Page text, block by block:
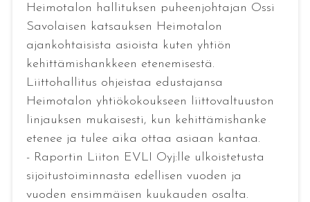
Heimotalon hallituksen puheenjohtajan Ossi
Savolaisen katsauksen Heimotalon
ajankohtaisista asioista kuten yhtiön
kehittämishankkeen etenemisestä.
Liittohallitus ohjeistaa edustajansa
Heimotalon yhtiökokoukseen liittovaltuuston
linjauksen mukaisesti, kun kehittämishanke
etenee ja tulee aika ottaa asiaan kantaa.
- Raportin Liiton EVLI Oyj:lle ulkoistetusta
sijoitustoiminnasta edellisen vuoden ja
vuoden ensimmäisen kuukauden osalta.